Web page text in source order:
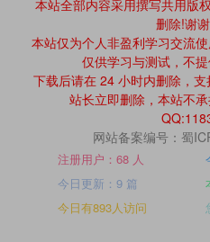
本站全部内容采用撰写共用版
删除!谢谢
本站仅为个人非盈利学习交流
仅供学习与测试，不提
下载后请在 24 小时内删除，
站长立即删除，本站不
网站备案编号：蜀
注册用户：68 人
今日更新：9 篇
今日有893人访问